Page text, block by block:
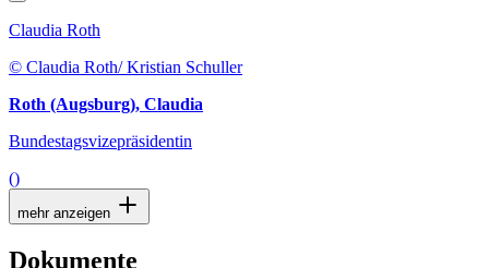
Claudia Roth
© Claudia Roth/ Kristian Schuller
Roth (Augsburg), Claudia
Bundestagsvizepräsidentin
()
mehr anzeigen
Dokumente